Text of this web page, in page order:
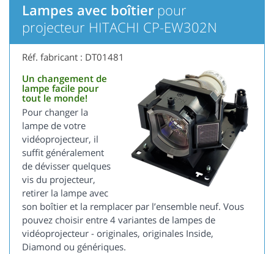
Lampes avec boîtier pour
projecteur HITACHI CP-EW302N
Réf. fabricant : DT01481
Un changement de
lampe facile pour
tout le monde!
Pour changer la
lampe de votre
vidéoprojecteur, il
suffit généralement
de dévisser quelques
vis du projecteur,
retirer la lampe avec
son boîtier et la remplacer par l’ensemble neuf. Vous
pouvez choisir entre 4 variantes de lampes de
vidéoprojecteur - originales, originales Inside,
Diamond ou génériques.